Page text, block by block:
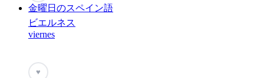
金曜日のスペイン語
ビエルネス
viernes
♥